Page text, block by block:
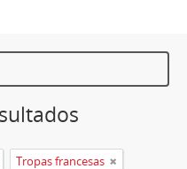
Tropas francesas